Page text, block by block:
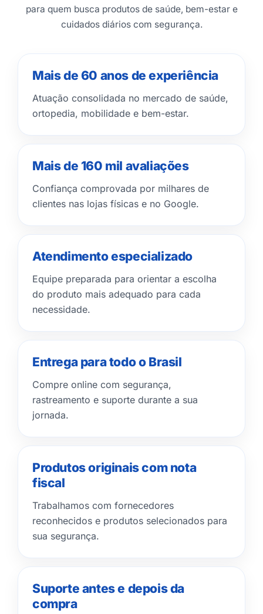
para quem busca produtos de saúde, bem-estar e
cuidados diários com segurança.
Mais de 60 anos de experiência
Atuação consolidada no mercado de saúde,
ortopedia, mobilidade e bem-estar.
Mais de 160 mil avaliações
Confiança comprovada por milhares de
clientes nas lojas físicas e no Google.
Atendimento especializado
Equipe preparada para orientar a escolha
do produto mais adequado para cada
necessidade.
Entrega para todo o Brasil
Compre online com segurança,
rastreamento e suporte durante a sua
jornada.
Produtos originais com nota
fiscal
Trabalhamos com fornecedores
reconhecidos e produtos selecionados para
sua segurança.
Suporte antes e depois da
compra